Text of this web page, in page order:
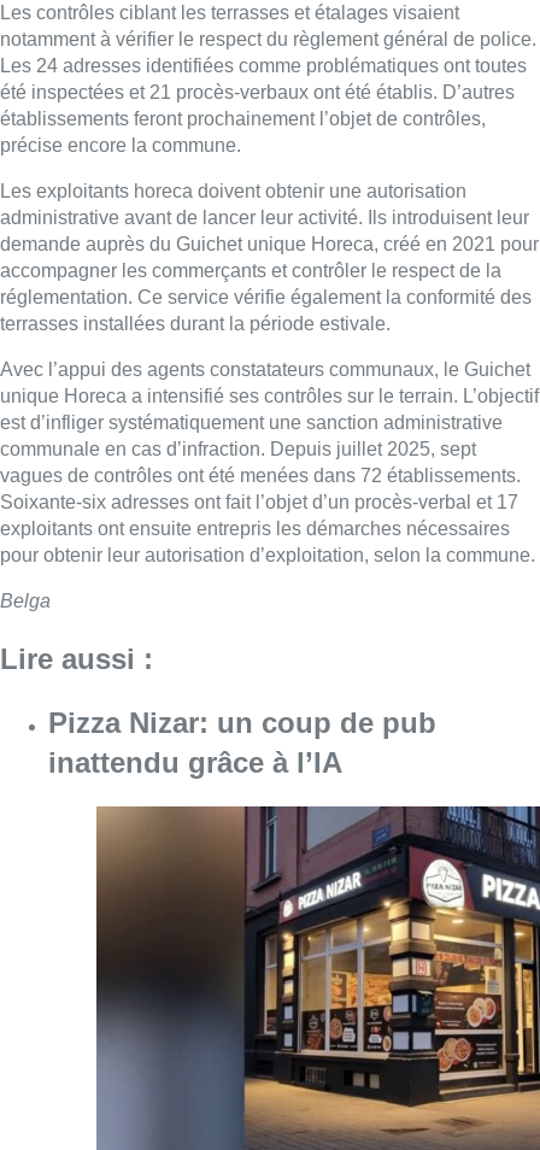
Les contrôles ciblant les terrasses et étalages visaient
notamment à vérifier le respect du règlement général de police.
Les 24 adresses identifiées comme problématiques ont toutes
été inspectées et 21 procès-verbaux ont été établis. D’autres
établissements feront prochainement l’objet de contrôles,
précise encore la commune.
Les exploitants horeca doivent obtenir une autorisation
administrative avant de lancer leur activité. Ils introduisent leur
demande auprès du Guichet unique Horeca, créé en 2021 pour
accompagner les commerçants et contrôler le respect de la
réglementation. Ce service vérifie également la conformité des
terrasses installées durant la période estivale.
Avec l’appui des agents constatateurs communaux, le Guichet
unique Horeca a intensifié ses contrôles sur le terrain. L’objectif
est d’infliger systématiquement une sanction administrative
communale en cas d’infraction. Depuis juillet 2025, sept
vagues de contrôles ont été menées dans 72 établissements.
Soixante-six adresses ont fait l’objet d’un procès-verbal et 17
exploitants ont ensuite entrepris les démarches nécessaires
pour obtenir leur autorisation d’exploitation, selon la commune.
Belga
Lire aussi :
Pizza Nizar: un coup de pub
inattendu grâce à l’IA